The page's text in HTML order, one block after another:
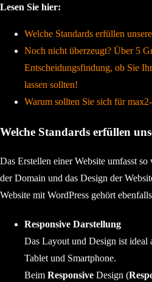
Lesen Sie hier:
Welche Standards erfüllen
Noch nicht überzeugt? Über 5
Entscheidungsfindung, ob Sie
lassen sollten!
Warum sollten Sie sich für
Welche Standards erfüllen
Das Erstellen einer Website umfasst
der Domain und das Design der
Website mit WordPress gehört
Responsive Darstellung
Das Layout und Design ist ideal
Tablet und Smartphone.
Beim ResponsiveDesign (